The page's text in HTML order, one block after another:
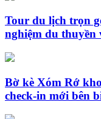
Tour du lịch trọn
nghiệm du thuyền
Bờ kè Xóm Rớ
check-in mới bên